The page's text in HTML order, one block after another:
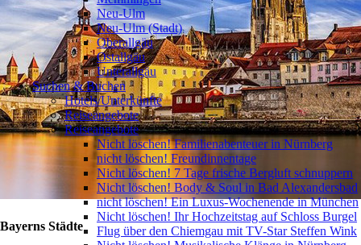
Bayerns Städte
Neu-Ulm
Neu-Ulm (Stadt)
Oberallgäu
Ostallgäu
Unterallgäu
Suchen & Buchen
Hotels/Unterkünfte
Reiseangebote
Reiseangebote
❯
Nicht löschen! Familienabenteuer in Nürnberg
nicht löschen! Freundinnentage
Nicht löschen! 7 Tage frische Bergluft schnuppern
Nicht löschen! Body & Soul in Bad Alexandersbad
nicht löschen! Ein Luxus-Wochenende in München
Nicht löschen! Ihr Hochzeitstag auf Schloss Burgel
Flug über den Chiemgau mit TV-Star Steffen Wink